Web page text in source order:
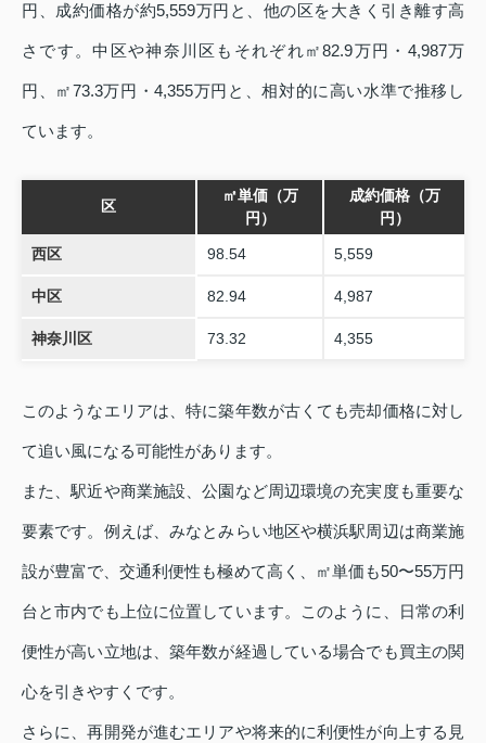
円、成約価格が約5,559万円と、他の区を大きく引き離す高
さです。中区や神奈川区もそれぞれ㎡82.9万円・4,987万
円、㎡73.3万円・4,355万円と、相対的に高い水準で推移し
ています。
区
㎡単価（万
円）
成約価格（万
円）
西区 98.54 5,559
中区 82.94 4,987
神奈川区 73.32 4,355
このようなエリアは、特に築年数が古くても売却価格に対し
て追い風になる可能性があります。
また、駅近や商業施設、公園など周辺環境の充実度も重要な
要素です。例えば、みなとみらい地区や横浜駅周辺は商業施
設が豊富で、交通利便性も極めて高く、㎡単価も50〜55万円
台と市内でも上位に位置しています。このように、日常の利
便性が高い立地は、築年数が経過している場合でも買主の関
心を引きやすくです。
さらに、再開発が進むエリアや将来的に利便性が向上する見